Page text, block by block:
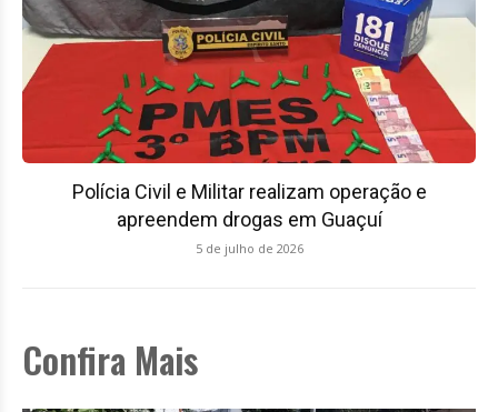
Polícia Civil e Militar realizam operação e
apreendem drogas em Guaçuí
5 de julho de 2026
Confira Mais